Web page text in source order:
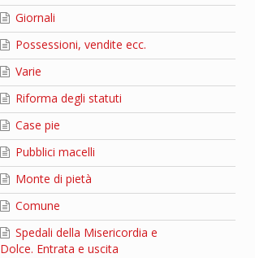
Giornali
Possessioni, vendite ecc.
Varie
Riforma degli statuti
Case pie
Pubblici macelli
Monte di pietà
Comune
Spedali della Misericordia e
Dolce. Entrata e uscita